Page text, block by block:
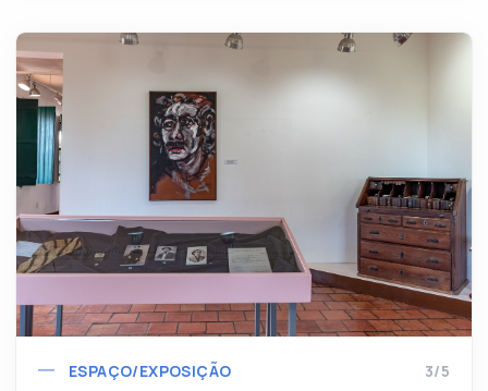
ESPAÇO/EXPOSIÇÃO 3/5